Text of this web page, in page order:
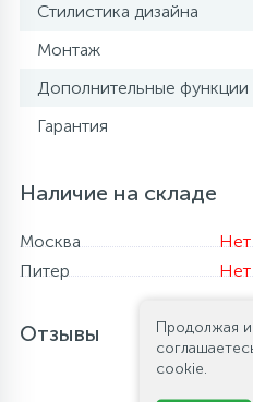
Стилистика дизайна
Монтаж
Дополнительные функции
Гарантия
Наличие на складе
Москва
Нет
Питер
Нет
Отзывы
Продолжая
cookie.